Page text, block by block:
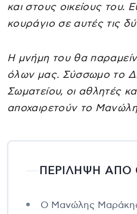
και στους οικείους του.
κουράγιο σε αυτές τις
Η μνήμη του θα
όλων μας. Σύσσωμο το
Σωματείου, οι αθλητές
αποχαιρετούν το
ΠΕΡΙΛΗΨΗ ΑΠΟ
Ο Μανώλης